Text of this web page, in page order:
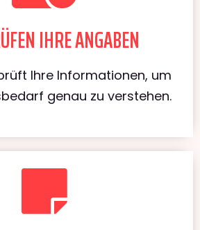
IHRE ANGABEN
Ihre Informationen, um
genau zu verstehen.